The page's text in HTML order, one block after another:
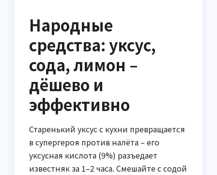
Народные
средства: уксус,
сода, лимон –
дёшево и
эффективно
Старенький уксус с кухни превращается
в супергероя против налёта – его
уксусная кислота (9%) разъедает
известняк за 1–2 часа. Смешайте с содой